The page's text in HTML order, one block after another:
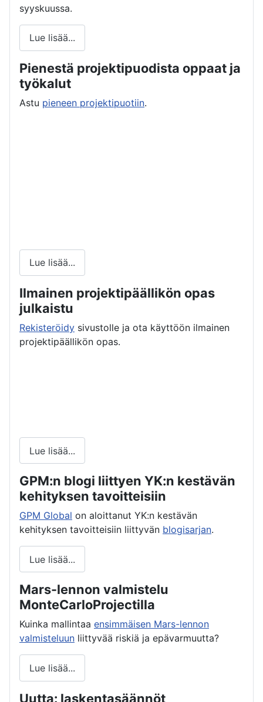
syyskuussa.
Lue lisää...
Pienestä projektipuodista oppaat ja
työkalut
Astu pieneen projektipuotiin.
Lue lisää...
Ilmainen projektipäällikön opas
julkaistu
Rekisteröidy sivustolle ja ota käyttöön ilmainen
projektipäällikön opas.
Lue lisää...
GPM:n blogi liittyen YK:n kestävän
kehityksen tavoitteisiin
GPM Global on aloittanut YK:n kestävän
kehityksen tavoitteisiin liittyvän blogisarjan.
Lue lisää...
Mars-lennon valmistelu
MonteCarloProjectilla
Kuinka mallintaa ensimmäisen Mars-lennon
valmisteluun liittyvää riskiä ja epävarmuutta?
Lue lisää...
Uutta: laskentasäännöt